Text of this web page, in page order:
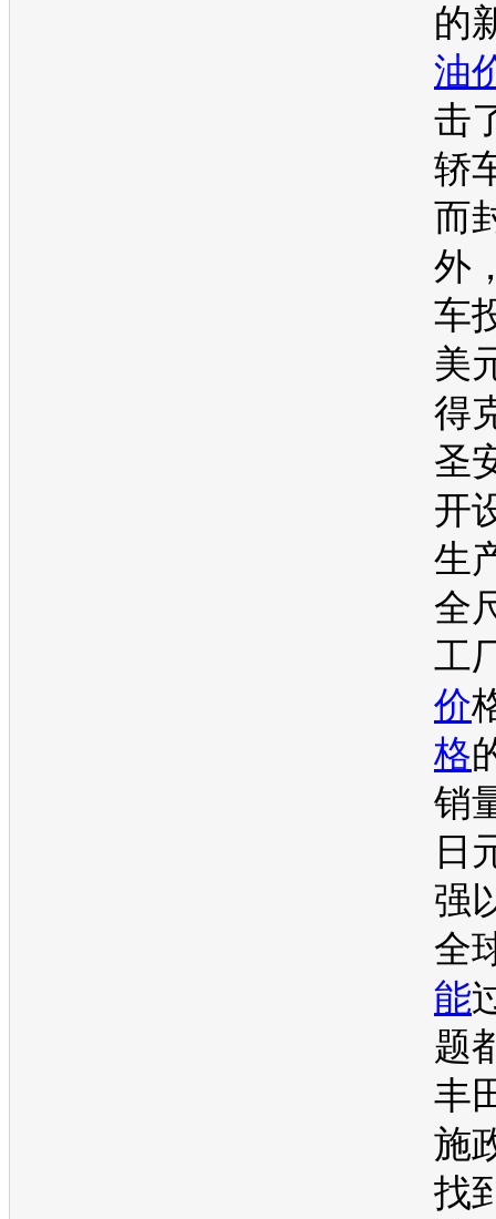
的
油
击
轿
而
外
车
美
得
圣
开
生
全
工
价
格
销
日
强
全
能
题
丰
施
找